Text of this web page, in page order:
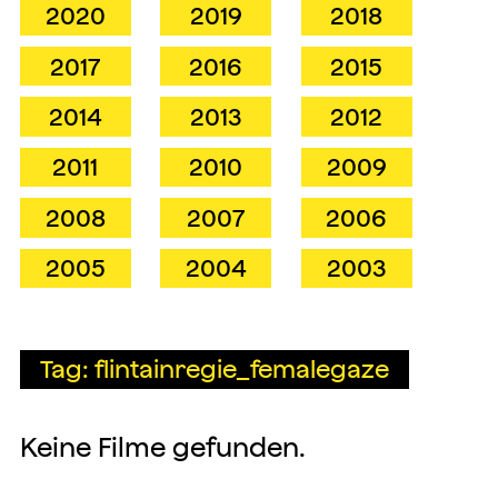
2020
2019
2018
2017
2016
2015
2014
2013
2012
2011
2010
2009
2008
2007
2006
2005
2004 2003
Tag: flintainregie_femalegaze
Keine Filme gefunden.